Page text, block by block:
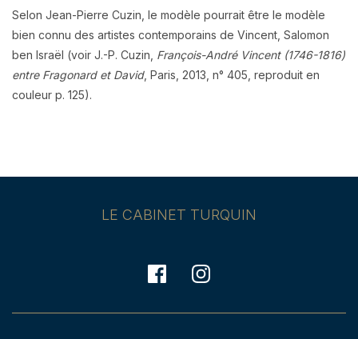
Selon Jean-Pierre Cuzin, le modèle pourrait être le modèle
bien connu des artistes contemporains de Vincent, Salomon
ben Israël (voir J.-P. Cuzin, François-André Vincent (1746-1816)
entre Fragonard et David, Paris, 2013, n° 405, reproduit en
couleur p. 125).
LE CABINET TURQUIN